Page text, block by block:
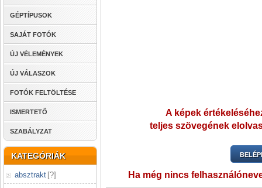
GÉPTÍPUSOK
SAJÁT FOTÓK
ÚJ VÉLEMÉNYEK
ÚJ VÁLASZOK
FOTÓK FELTÖLTÉSE
ISMERTETŐ
SZABÁLYZAT
KATEGÓRIÁK
absztrakt [?]
A képek
teljes szövegének
Ha még nincs